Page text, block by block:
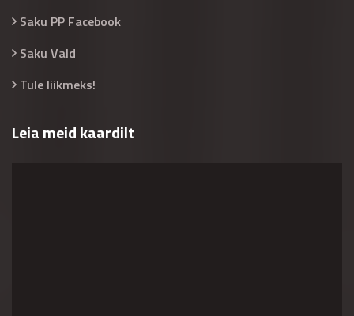
Saku PP Facebook
Saku Vald
Tule liikmeks!
Leia meid kaardilt